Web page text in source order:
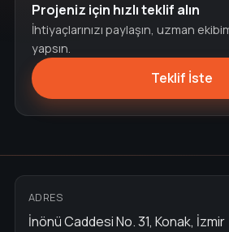
Projeniz için hızlı teklif alın
İhtiyaçlarınızı paylaşın, uzman
yapsın.
Teklif İste
ADRES
İnönü Caddesi No. 31, Konak, İzmir